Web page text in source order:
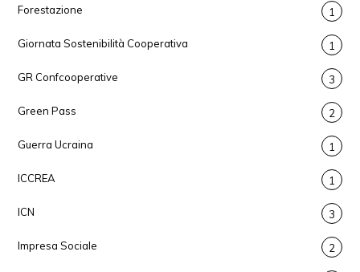
Forestazione 1
Giornata Sostenibilità Cooperativa 1
GR Confcooperative 3
Green Pass 2
Guerra Ucraina 1
ICCREA 1
ICN 3
Impresa Sociale 2